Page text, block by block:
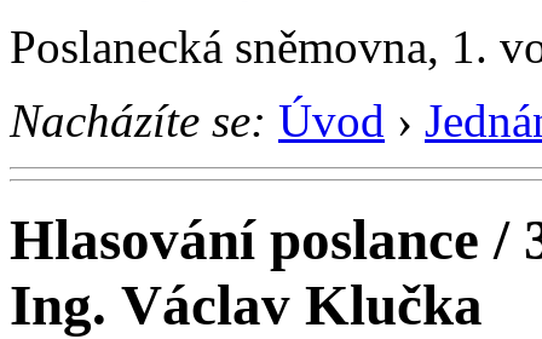
Poslanecká sněmovna, 1.
Nacházíte se: Úvod ›
Hlasování poslance /
Ing. Václav Klučka